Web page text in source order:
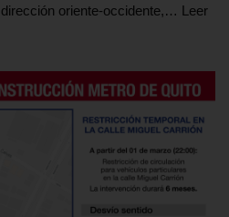
oriente-occidente,… Leer